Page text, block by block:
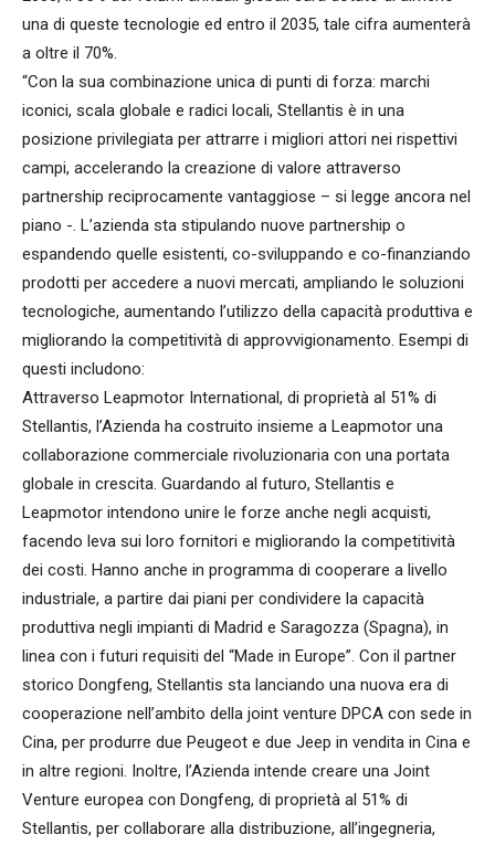
una di queste tecnologie ed entro il 2035, tale cifra aumenterà
a oltre il 70%.
“Con la sua combinazione unica di punti di forza: marchi
iconici, scala globale e radici locali, Stellantis è in una
posizione privilegiata per attrarre i migliori attori nei rispettivi
campi, accelerando la creazione di valore attraverso
partnership reciprocamente vantaggiose – si legge ancora nel
piano -. L’azienda sta stipulando nuove partnership o
espandendo quelle esistenti, co-sviluppando e co-finanziando
prodotti per accedere a nuovi mercati, ampliando le soluzioni
tecnologiche, aumentando l’utilizzo della capacità produttiva e
migliorando la competitività di approvvigionamento. Esempi di
questi includono:
Attraverso Leapmotor International, di proprietà al 51% di
Stellantis, l’Azienda ha costruito insieme a Leapmotor una
collaborazione commerciale rivoluzionaria con una portata
globale in crescita. Guardando al futuro, Stellantis e
Leapmotor intendono unire le forze anche negli acquisti,
facendo leva sui loro fornitori e migliorando la competitività
dei costi. Hanno anche in programma di cooperare a livello
industriale, a partire dai piani per condividere la capacità
produttiva negli impianti di Madrid e Saragozza (Spagna), in
linea con i futuri requisiti del “Made in Europe”. Con il partner
storico Dongfeng, Stellantis sta lanciando una nuova era di
cooperazione nell’ambito della joint venture DPCA con sede in
Cina, per produrre due Peugeot e due Jeep in vendita in Cina e
in altre regioni. Inoltre, l’Azienda intende creare una Joint
Venture europea con Dongfeng, di proprietà al 51% di
Stellantis, per collaborare alla distribuzione, all’ingegneria,